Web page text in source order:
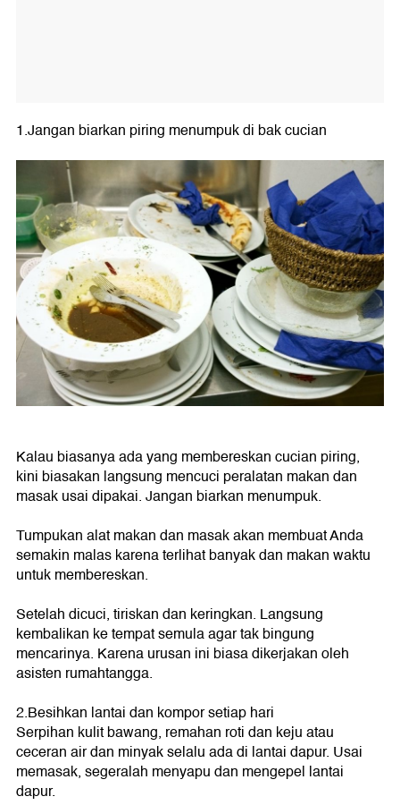
1.Jangan biarkan piring menumpuk di bak cucian
Kalau biasanya ada yang membereskan cucian piring,
kini biasakan langsung mencuci peralatan makan dan
masak usai dipakai. Jangan biarkan menumpuk.
Tumpukan alat makan dan masak akan membuat Anda
semakin malas karena terlihat banyak dan makan waktu
untuk membereskan.
Setelah dicuci, tiriskan dan keringkan. Langsung
kembalikan ke tempat semula agar tak bingung
mencarinya. Karena urusan ini biasa dikerjakan oleh
asisten rumahtangga.
2.Besihkan lantai dan kompor setiap hari
Serpihan kulit bawang, remahan roti dan keju atau
ceceran air dan minyak selalu ada di lantai dapur. Usai
memasak, segeralah menyapu dan mengepel lantai
dapur.